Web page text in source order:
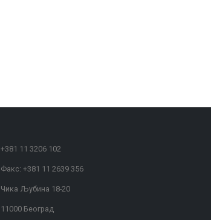
+381 11 3206 102
Факс: +381 11 2639 356
Чика Љубина 18-20
11000 Београд